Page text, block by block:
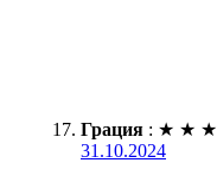
Грация : ★ ★ ★
31.10.2024